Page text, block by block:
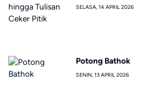
SELASA, 14 APRIL 2026
Potong Bathok
SENIN, 13 APRIL 2026